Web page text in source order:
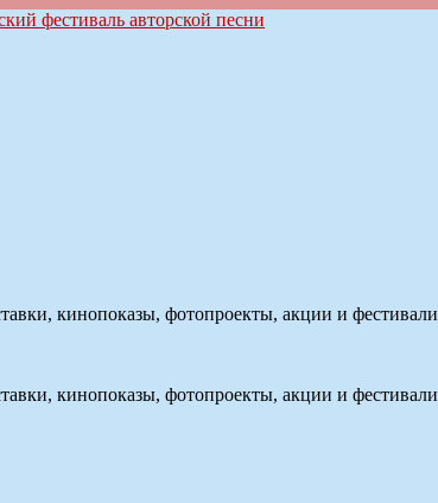
кинопоказы, фотопроекты, акции и фестивали
кинопоказы, фотопроекты, акции и фестивали